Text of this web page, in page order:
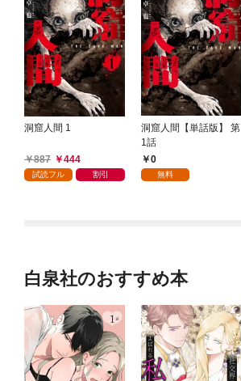
洞窟人間 1
887 444
試読フル 割引
洞窟人間【単話版】 第
1話
0
無料
白泉社のおすすめ本